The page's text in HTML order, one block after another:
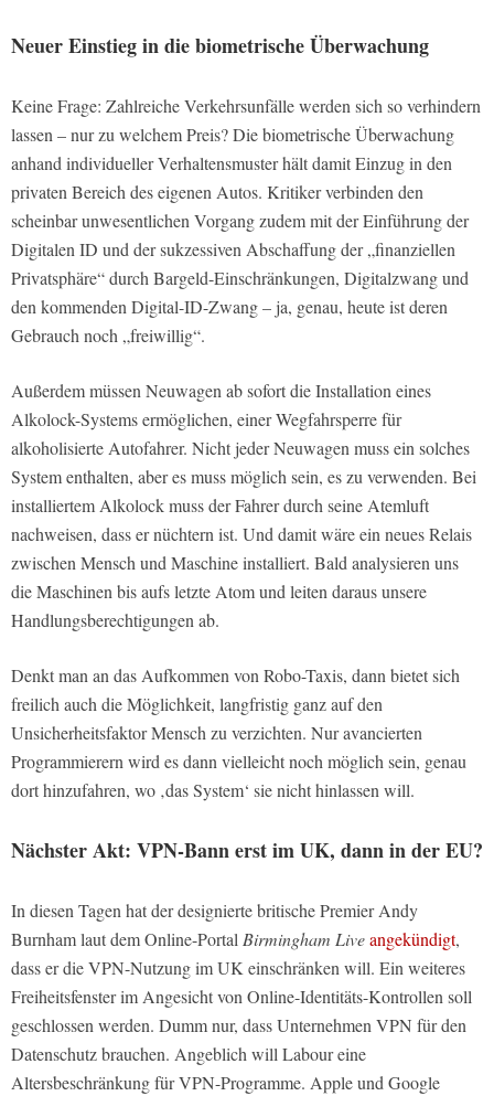
Neuer Einstieg in die biometrische Überwachung
Keine Frage: Zahlreiche Verkehrsunfälle werden sich so verhindern
lassen – nur zu welchem Preis? Die biometrische Überwachung
anhand individueller Verhaltensmuster hält damit Einzug in den
privaten Bereich des eigenen Autos. Kritiker verbinden den
scheinbar unwesentlichen Vorgang zudem mit der Einführung der
Digitalen ID und der sukzessiven Abschaffung der „finanziellen
Privatsphäre“ durch Bargeld-Einschränkungen, Digitalzwang und
den kommenden Digital-ID-Zwang – ja, genau, heute ist deren
Gebrauch noch „freiwillig“.
Außerdem müssen Neuwagen ab sofort die Installation eines
Alkolock-Systems ermöglichen, einer Wegfahrsperre für
alkoholisierte Autofahrer. Nicht jeder Neuwagen muss ein solches
System enthalten, aber es muss möglich sein, es zu verwenden. Bei
installiertem Alkolock muss der Fahrer durch seine Atemluft
nachweisen, dass er nüchtern ist. Und damit wäre ein neues Relais
zwischen Mensch und Maschine installiert. Bald analysieren uns
die Maschinen bis aufs letzte Atom und leiten daraus unsere
Handlungsberechtigungen ab.
Denkt man an das Aufkommen von Robo-Taxis, dann bietet sich
freilich auch die Möglichkeit, langfristig ganz auf den
Unsicherheitsfaktor Mensch zu verzichten. Nur avancierten
Programmierern wird es dann vielleicht noch möglich sein, genau
dort hinzufahren, wo ‚das System‘ sie nicht hinlassen will.
Nächster Akt: VPN-Bann erst im UK, dann in der EU?
In diesen Tagen hat der designierte britische Premier Andy
Burnham laut dem Online-Portal Birmingham Liveangekündigt,
dass er die VPN-Nutzung im UK einschränken will. Ein weiteres
Freiheitsfenster im Angesicht von Online-Identitäts-Kontrollen soll
geschlossen werden. Dumm nur, dass Unternehmen VPN für den
Datenschutz brauchen. Angeblich will Labour eine
Altersbeschränkung für VPN-Programme. Apple und Google